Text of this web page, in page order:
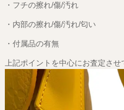
・フチの擦れ/傷/汚れ
・内部の擦れ/傷/汚れ/匂い
・付属品の有無
上記ポイントを中心にお査定させ